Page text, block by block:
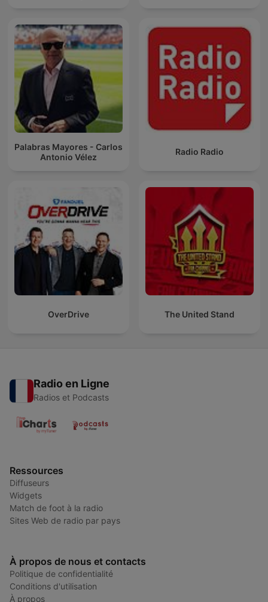
Palabras Mayores - Carlos
Antonio Vélez
Radio Radio
OverDrive The United Stand
Radio en Ligne
Radios et Podcasts
Ressources
Diffuseurs
Widgets
Match de foot à la radio
Sites Web de radio par pays
À propos de nous et contacts
Politique de confidentialité
Conditions d'utilisation
À propos